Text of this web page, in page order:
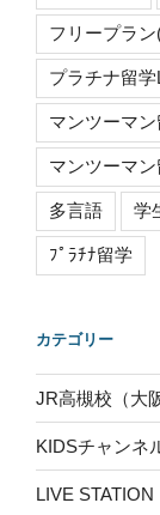
フリープラ
プラチナ留学
マンツーマ
マンツーマ
多言語 学
ﾌﾟﾗﾁﾅ留学
カテゴリー
JR高槻校（大
KIDSチャンネ
LIVE STATION